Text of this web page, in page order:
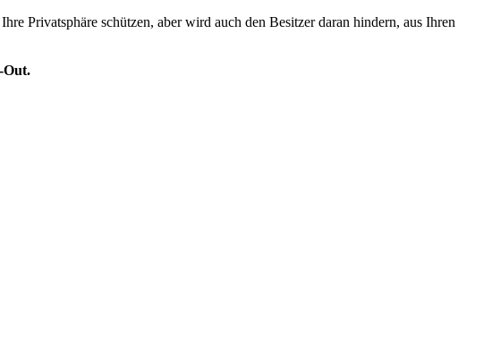
Privatsphäre schützen, aber wird auch den Besitzer daran hindern, aus Ihren
Out.